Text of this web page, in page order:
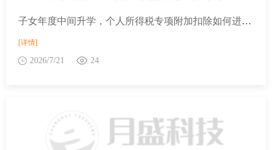
子女年度中间升学，个人所得税专项附加扣除如何进行修改？
[详情]
2026/7/21 24